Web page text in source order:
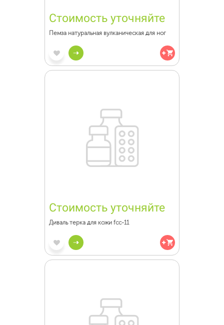
Стоимость уточняйте
Пемза натуральная вулканическая для ног
Стоимость уточняйте
Диваль терка для кожи fcc-11